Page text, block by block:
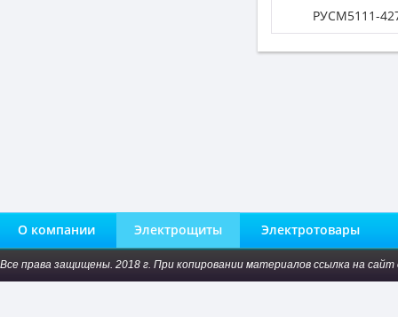
РУСМ5111-
О компании Электрощиты Электротовары
Все права защищены. 2018 г. При копировании материалов ссылка на сайт